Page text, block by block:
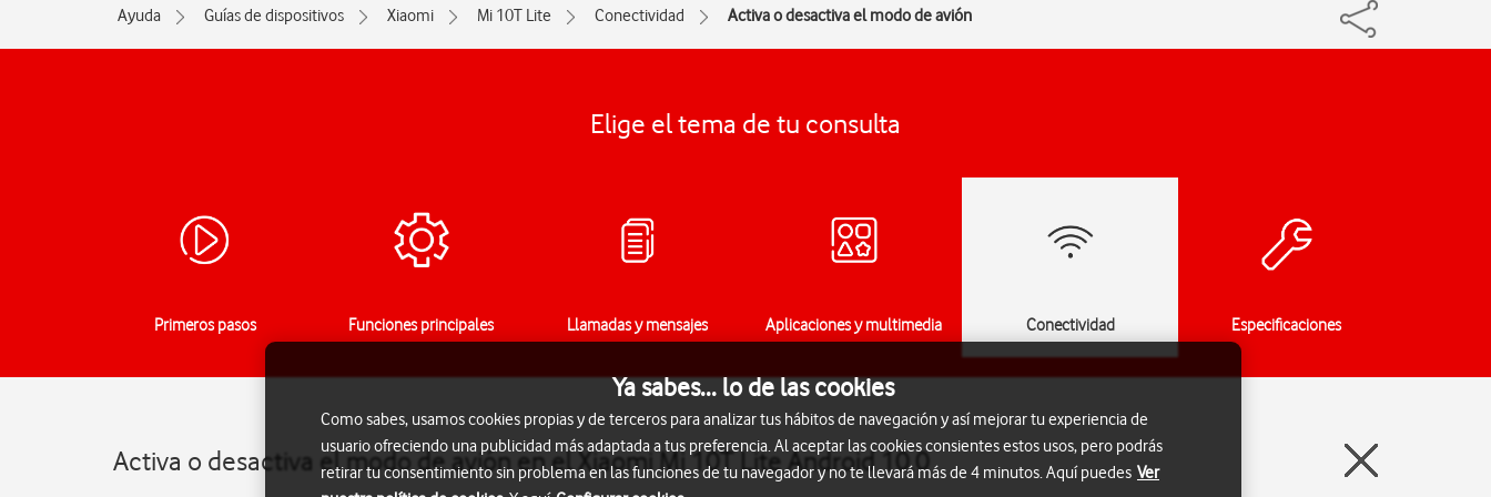
Ayuda Guías de dispositivos Xiaomi Mi 10T Lite Conectividad Activa o desactiva el modo de avión
Elige el tema de tu consulta
Primeros pasos Funciones principales Llamadas y mensajes Aplicaciones y multimedia Conectividad Especificaciones
Activa o desactiva el modo de avión en el Xiaomi Mi 10T Lite Android 10.0
Ya sabes... lo de las cookies
Como sabes, usamos cookies propias y de terceros para analizar tus hábitos de navegación y así mejorar tu experiencia de
usuario ofreciendo una publicidad más adaptada a tus preferencia. Al aceptar las cookies consientes estos usos, pero podrás
retirar tu consentimiento sin problema en las funciones de tu navegador y no te llevará más de 4 minutos. Aquí puedes Ver